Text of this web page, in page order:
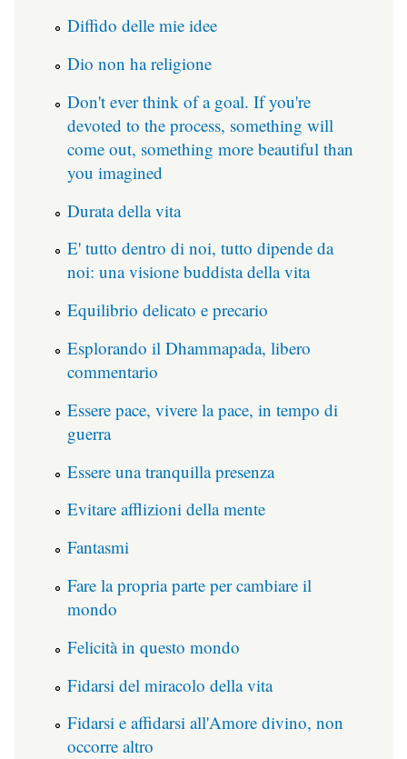
Diffido delle mie idee
Dio non ha religione
Don't ever think of a goal. If you're
devoted to the process, something will
come out, something more beautiful than
you imagined
Durata della vita
E' tutto dentro di noi, tutto dipende da
noi: una visione buddista della vita
Equilibrio delicato e precario
Esplorando il Dhammapada, libero
commentario
Essere pace, vivere la pace, in tempo di
guerra
Essere una tranquilla presenza
Evitare afflizioni della mente
Fantasmi
Fare la propria parte per cambiare il
mondo
Felicità in questo mondo
Fidarsi del miracolo della vita
Fidarsi e affidarsi all'Amore divino, non
occorre altro